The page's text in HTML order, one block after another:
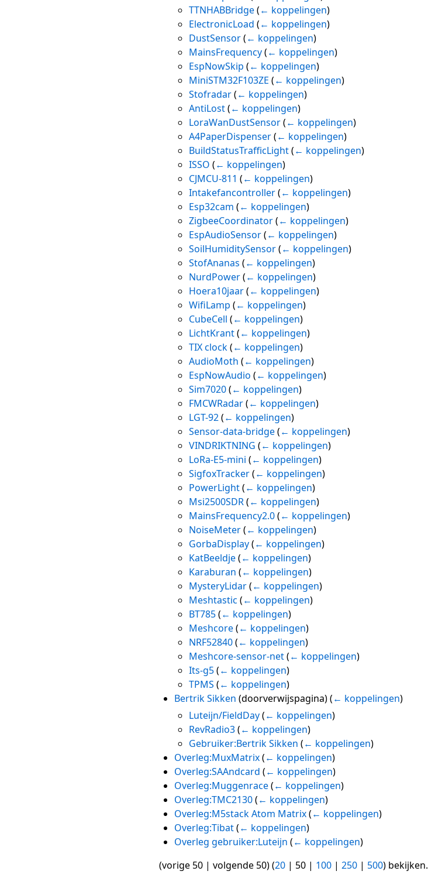
TTNHABBridge(← koppelingen)
ElectronicLoad (← koppelingen)
DustSensor(← koppelingen)
MainsFrequency(← koppelingen)
EspNowSkip (← koppelingen)
MiniSTM32F103ZE (← koppelingen)
Stofradar(← koppelingen)
AntiLost(← koppelingen)
LoraWanDustSensor(← koppelingen)
A4PaperDispenser(← koppelingen)
BuildStatusTrafficLight(← koppelingen)
ISSO (← koppelingen)
CJMCU-811 (← koppelingen)
Intakefancontroller(← koppelingen)
Esp32cam (← koppelingen)
ZigbeeCoordinator(← koppelingen)
EspAudioSensor(← koppelingen)
SoilHumiditySensor(← koppelingen)
StofAnanas (← koppelingen)
NurdPower(← koppelingen)
Hoera10jaar(← koppelingen)
WifiLamp (← koppelingen)
CubeCell (← koppelingen)
LichtKrant(← koppelingen)
TIX clock(← koppelingen)
AudioMoth (← koppelingen)
EspNowAudio (← koppelingen)
Sim7020(← koppelingen)
FMCWRadar(← koppelingen)
LGT-92(← koppelingen)
Sensor-data-bridge(← koppelingen)
VINDRIKTNING (← koppelingen)
LoRa-E5-mini (← koppelingen)
SigfoxTracker(← koppelingen)
PowerLight(← koppelingen)
Msi2500SDR(← koppelingen)
MainsFrequency2.0(← koppelingen)
NoiseMeter(← koppelingen)
GorbaDisplay(← koppelingen)
KatBeeldje(← koppelingen)
Karaburan (← koppelingen)
MysteryLidar(← koppelingen)
Meshtastic (← koppelingen)
BT785(← koppelingen)
Meshcore(← koppelingen)
NRF52840(← koppelingen)
Meshcore-sensor-net(← koppelingen)
Its-g5(← koppelingen)
TPMS (← koppelingen)
Bertrik Sikken (doorverwijspagina)(← koppelingen)
Luteijn/FieldDay(← koppelingen)
RevRadio3(← koppelingen)
Gebruiker:Bertrik Sikken (← koppelingen)
Overleg:MuxMatrix (← koppelingen)
Overleg:SAAndcard (← koppelingen)
Overleg:Muggenrace (← koppelingen)
Overleg:TMC2130 (← koppelingen)
Overleg:M5stack Atom Matrix (← koppelingen)
Overleg:Tibat (← koppelingen)
Overleg gebruiker:Luteijn (← koppelingen)
(vorige 50 | volgende 50) (20 | 50 | 100 | 250 | 500) bekijken.